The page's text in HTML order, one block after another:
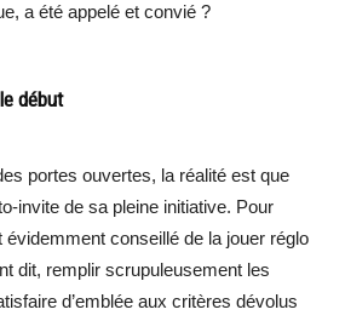
a été appelé et convié ?
début
portes ouvertes, la réalité est que
invite de sa pleine initiative. Pour
évidemment conseillé de la jouer réglo
dit, remplir scrupuleusement les
d’emblée aux critères dévolus